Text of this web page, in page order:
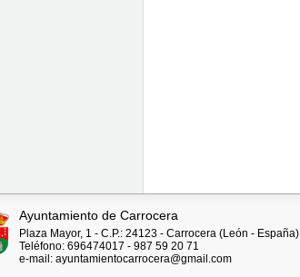
Ayuntamiento de Carrocera
Plaza Mayor, 1 - C.P.: 24123 - Carrocera (León - España)
Teléfono: 696474017 - 987 59 20 71
e-mail: ayuntamientocarrocera@gmail.com